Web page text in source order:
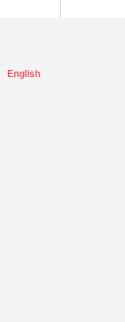
English